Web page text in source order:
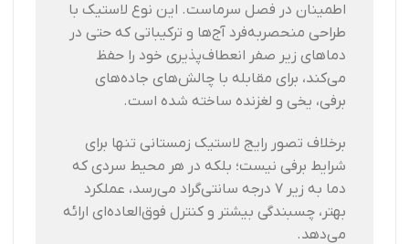
اطمینان در فصل سرماست. این نوع لاستیک با
طراحی منحصربه‌فرد آج‌ها و ترکیباتی که حتی در
دماهای زیر صفر انعطاف‌پذیری خود را حفظ
می‌کند، برای مقابله با چالش‌های جاده‌های
برفی، یخی و لغزنده ساخته شده است.
برخلاف تصور رایج لاستیک زمستانی تنها برای
شرایط برفی نیست؛ بلکه در هر محیط سردی که
دما به زیر 7 درجه سانتی‌گراد می‌رسد، عملکرد
بهتر، چسبندگی بیشتر و کنترل فوق‌العاده‌ای ارائه
می‌دهد.